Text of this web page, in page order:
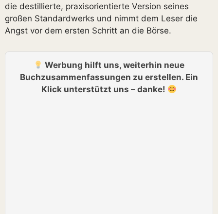
die destillierte, praxisorientierte Version seines
großen Standardwerks und nimmt dem Leser die
Angst vor dem ersten Schritt an die Börse.
Werbung hilft uns, weiterhin neue
Buchzusammenfassungen zu erstellen. Ein
Klick unterstützt uns – danke!